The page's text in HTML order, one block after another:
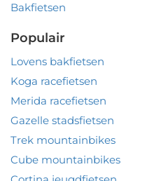
Bakfietsen
Populair
Lovens bakfietsen
Koga racefietsen
Merida racefietsen
Gazelle stadsfietsen
Trek mountainbikes
Cube mountainbikes